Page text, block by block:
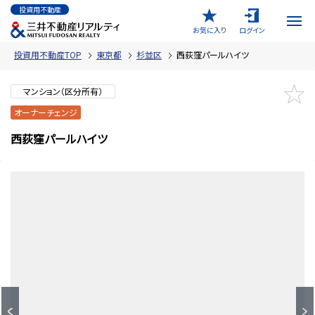
投資用不動産
お気に入り
ログイン
投資用不動産TOP 東京都 杉並区 西荻窪パールハイツ
マンション（区分所有）
オーナーチェンジ
西荻窪パールハイツ